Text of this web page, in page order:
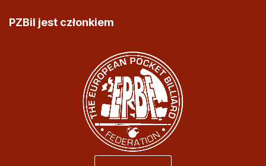
PZBil jest członkiem